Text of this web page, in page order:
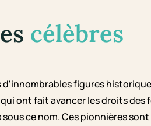
célèbres
d'innombrables figures
ont fait avancer les droits
ce nom. Ces pionnières